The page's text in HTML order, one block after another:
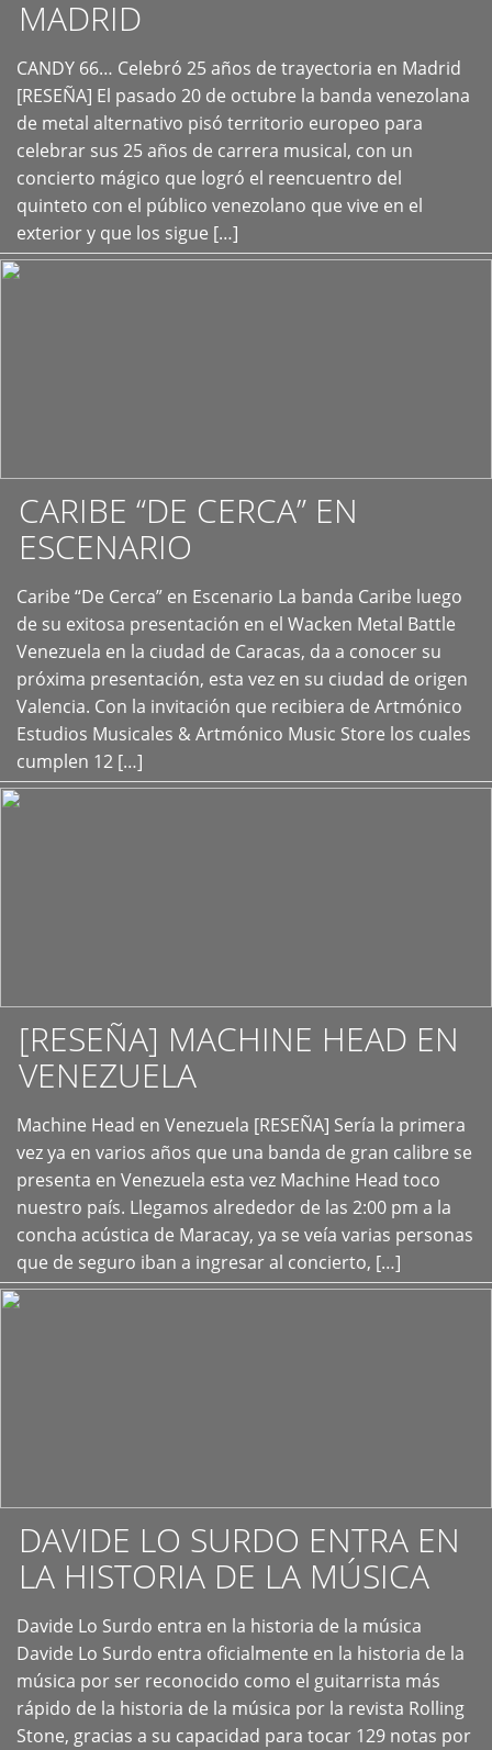
MADRID
CANDY 66… Celebró 25 años de trayectoria en Madrid
[RESEÑA] El pasado 20 de octubre la banda venezolana
de metal alternativo pisó territorio europeo para
celebrar sus 25 años de carrera musical, con un
concierto mágico que logró el reencuentro del
quinteto con el público venezolano que vive en el
exterior y que los sigue […]
+
CARIBE “DE CERCA” EN
ESCENARIO
Caribe “De Cerca” en Escenario La banda Caribe luego
de su exitosa presentación en el Wacken Metal Battle
Venezuela en la ciudad de Caracas, da a conocer su
próxima presentación, esta vez en su ciudad de origen
Valencia. Con la invitación que recibiera de Artmónico
Estudios Musicales & Artmónico Music Store los cuales
cumplen 12 […]
+
[RESEÑA] MACHINE HEAD EN
VENEZUELA
Machine Head en Venezuela [RESEÑA] Sería la primera
vez ya en varios años que una banda de gran calibre se
presenta en Venezuela esta vez Machine Head toco
nuestro país. Llegamos alrededor de las 2:00 pm a la
concha acústica de Maracay, ya se veía varias personas
que de seguro iban a ingresar al concierto, […]
+
DAVIDE LO SURDO ENTRA EN
LA HISTORIA DE LA MÚSICA
Davide Lo Surdo entra en la historia de la música
Davide Lo Surdo entra oficialmente en la historia de la
música por ser reconocido como el guitarrista más
rápido de la historia de la música por la revista Rolling
Stone, gracias a su capacidad para tocar 129 notas por
+